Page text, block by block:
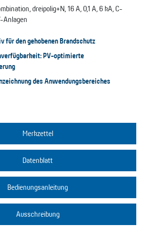
dreipolig+N, 16 A, 0,1 A, 6 kA, C-
Anlagen
für den gehobenen Brandschutz
PV-optimierte
des Anwendungsbereiches
Merkzettel
Datenblatt
Bedienungsanleitung
Ausschreibung